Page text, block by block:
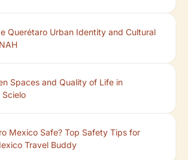
Querétaro Urban Identity and Cultural
Spaces and Quality of Life in
Scielo
Mexico Safe? Top Safety Tips for
Travel Buddy